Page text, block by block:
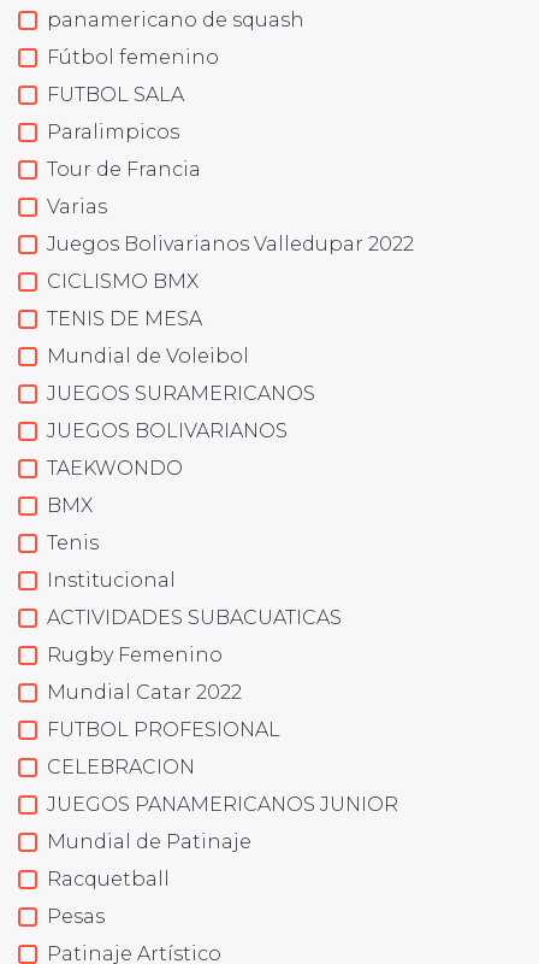
panamericano de squash
Fútbol femenino
FUTBOL SALA
Paralimpicos
Tour de Francia
Varias
Juegos Bolivarianos Valledupar 2022
CICLISMO BMX
TENIS DE MESA
Mundial de Voleibol
JUEGOS SURAMERICANOS
JUEGOS BOLIVARIANOS
TAEKWONDO
BMX
Tenis
Institucional
ACTIVIDADES SUBACUATICAS
Rugby Femenino
Mundial Catar 2022
FUTBOL PROFESIONAL
CELEBRACION
JUEGOS PANAMERICANOS JUNIOR
Mundial de Patinaje
Racquetball
Pesas
Patinaje Artístico